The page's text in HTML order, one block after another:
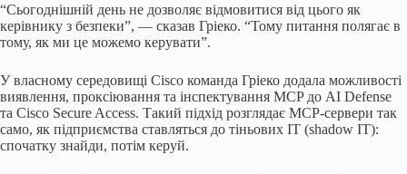
“Сьогоднішній день не дозволяє відмовитися від цього як
керівнику з безпеки”, — сказав Гріеко. “Тому питання полягає в
тому, як ми це можемо керувати”.
У власному середовищі Cisco команда Гріеко додала можливості
виявлення, проксіювання та інспектування MCP до AI Defense
та Cisco Secure Access. Такий підхід розглядає MCP-сервери так
само, як підприємства ставляться до тіньових ІТ (shadow IT):
спочатку знайди, потім керуй.